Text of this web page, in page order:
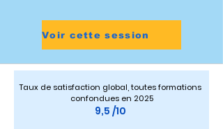
Voir cette session
Taux de satisfaction global, toutes formations
confondues en 2025
9,5 /10